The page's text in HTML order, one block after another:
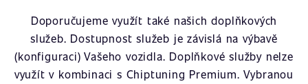
Doporučujeme využít také našich doplňkových
služeb. Dostupnost služeb je závislá na výbavě
(konfiguraci) Vašeho vozidla. Doplňkové služby nelze
využít v kombinaci s Chiptuning Premium. Vybranou